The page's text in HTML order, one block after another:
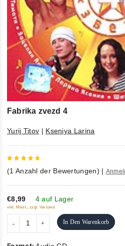
Fabrika zvezd 4
Yurij Titov | Kseniya Larina
5
(1 Anzahl der Bewertungen) |
€8,99 4 auf Lager
inkl. Mwst., zzgl. Versand
In Den Warenkorb